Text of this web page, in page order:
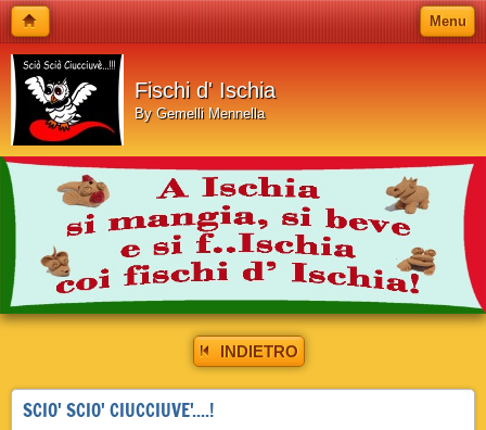
Menu
Fischi d' Ischia
By Gemelli Mennella
INDIETRO
SCIO' SCIO' CIUCCIUVE'....!